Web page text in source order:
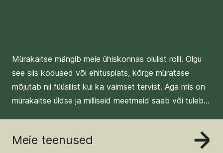
Mürakaitse mängib meie ühiskonnas olulist rolli. Olgu
see siis koduaed või ehitusplats, kõrge müratase
mõjutab nii füüsilist kui ka vaimset tervist. Aga mis on
mürakaitse üldse ja milliseid meetmeid saab või tuleb
Meie teenused